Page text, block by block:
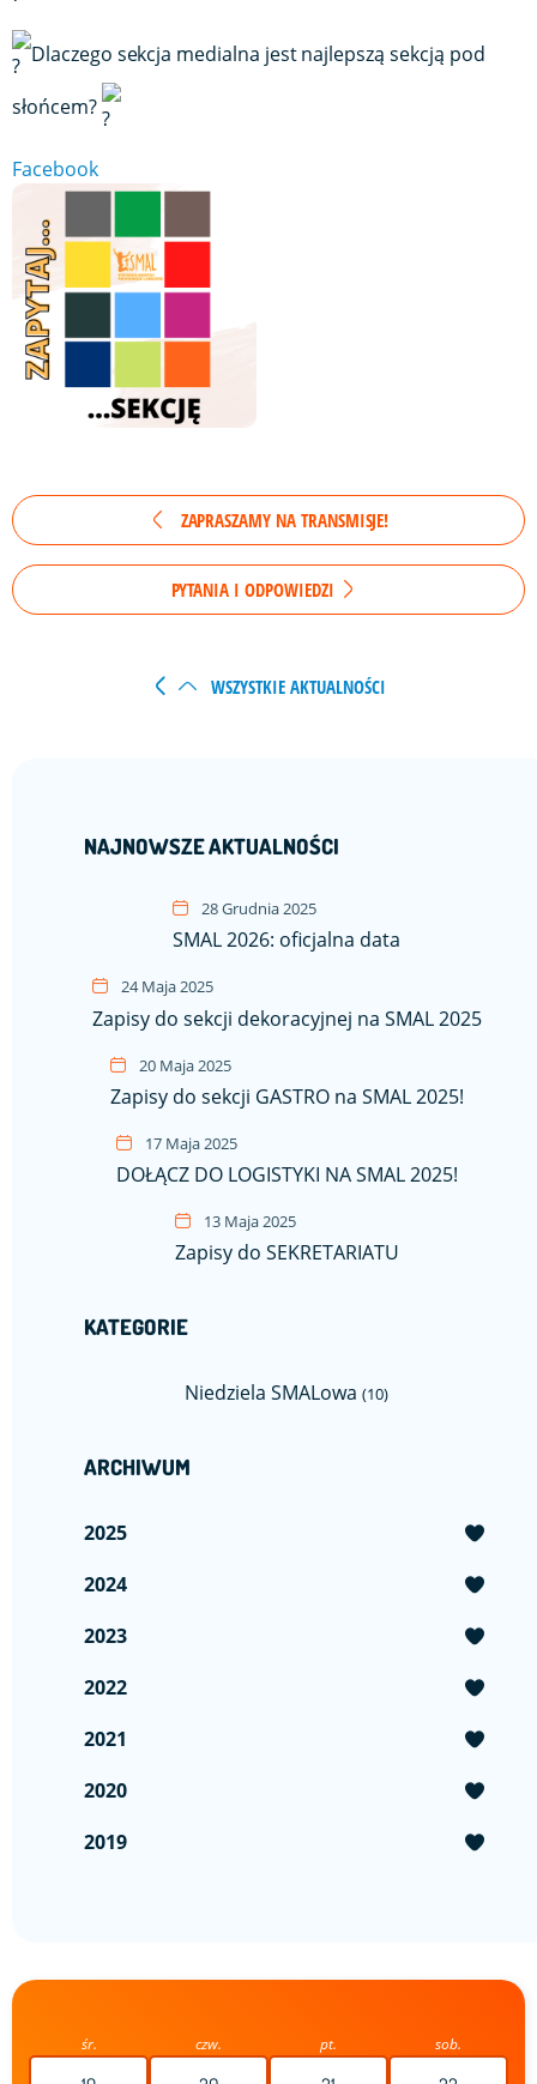
Dlaczego sekcja medialna jest najlepszą sekcją pod
słońcem?
Facebook
ZAPRASZAMY NA TRANSMISJE!
PYTANIA I ODPOWIEDZI
WSZYSTKIE AKTUALNOŚCI
NAJNOWSZE AKTUALNOŚCI
28 Grudnia 2025
SMAL 2026: oficjalna data
24 Maja 2025
Zapisy do sekcji dekoracyjnej na SMAL 2025
20 Maja 2025
Zapisy do sekcji GASTRO na SMAL 2025!
17 Maja 2025
DOŁĄCZ DO LOGISTYKI NA SMAL 2025!
13 Maja 2025
Zapisy do SEKRETARIATU
KATEGORIE
Niedziela SMALowa (10)
ARCHIWUM
2025
2024
2023
2022
2021
2020
2019
śr. czw. pt. sob.